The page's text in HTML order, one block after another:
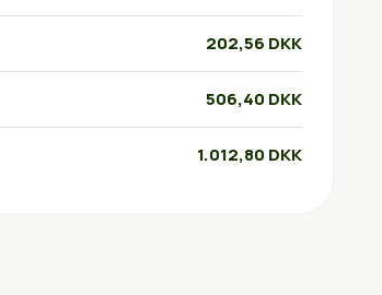
202,56 DKK
506,40 DKK
1.012,80 DKK